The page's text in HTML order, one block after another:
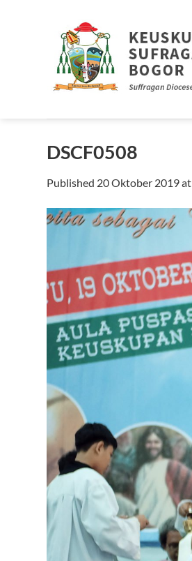
DSCF0508
Published 20 Oktober 2019at